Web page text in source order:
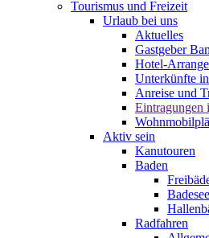
Tourismus und Freizeit
Urlaub bei uns
Aktuelles
Gastgeber
Hotel-
Unterkünfte
Anreise und
Eintragungen
Aktiv sein
Kanutouren
Baden
Radfahren